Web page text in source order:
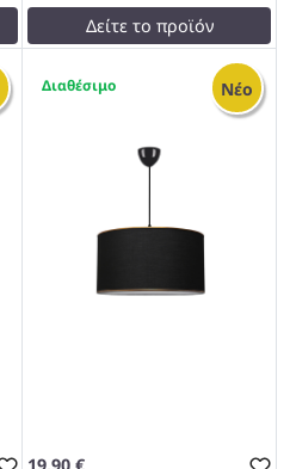
Δείτε το προϊόν
testFalse
Μονόφωτο Στρογγυλό Sand
35x6x110cm 979
Νέο
19,90 €